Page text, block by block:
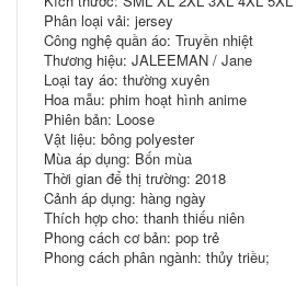
Phân loại vải: jersey
Công nghệ quần áo: Truyền nhiệt
Thương hiệu: JALEEMAN / Jane
Loại tay áo: thường xuyên
Hoa mẫu: phim hoạt hình anime
Phiên bản: Loose
Vật liệu: bông polyester
Mùa áp dụng: Bốn mùa
Thời gian để thị trường: 2018
Cảnh áp dụng: hàng ngày
Thích hợp cho: thanh thiếu niên
Phong cách cơ bản: pop trẻ
Phong cách phân ngành: thủy triều;